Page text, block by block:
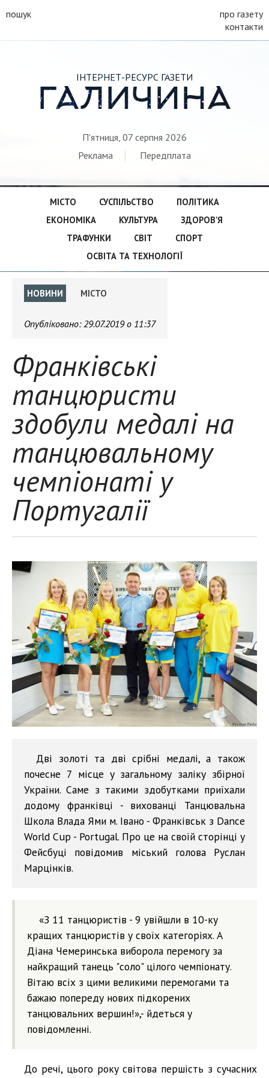
пошук
про газету
контакти
ІНТЕРНЕТ-РЕСУРС ГАЗЕТИ
ГАЛИЧИНА
П'ятниця, 07 серпня 2026
Реклама
Передплата
МІСТО СУСПІЛЬСТВО
ПОЛІТИКА
ЕКОНОМІКА
КУЛЬТУРА
ЗДОРОВ’Я
ТРАФУНКИ
СВІТ
СПОРТ
ОСВІТА ТА ТЕХНОЛОГІЇ
НОВИНИ МІСТО
Опубліковано:29.07.2019 о 11:37
Франківські
танцюристи
здобули медалі на
танцювальному
чемпіонаті у
Португалії
Дві золоті та дві срібні медалі, а також
почесне 7 місце у загальному заліку збірної
України. Саме з такими здобутками приїхали
додому франківці - вихованці Танцювальна
Школа Влада Ями м. Івано - Франківськ з Dance
World Cup - Portugal. Про це на своїй сторінці у
Фейсбуці повідомив міський голова Руслан
Марцінків.
«З 11 танцюристів - 9 увійшли в 10-ку
кращих танцюристів у своїх категоріях. А
Діана Чемеринська виборола перемогу за
найкращий танець "соло" цілого чемпіонату.
Вітаю всіх з цими великими перемогами та
бажаю попереду нових підкорених
танцювальних вершин!»,- йдеться у
повідомленні.
До речі, цього року світова першість з сучасних